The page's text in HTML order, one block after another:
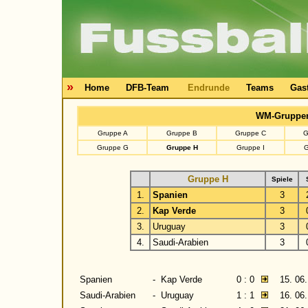
» Home DFB-Team Endrunde Teams
WM-
Gruppe A Gruppe B Gruppe C
Gruppe G
Gruppe H Gruppe I
Gruppe H Spiele
1. Spanien 3
2.
Kap Verde 3
3.
Uruguay 3
4.
Saudi-Arabien 3
Spanien - Kap Verde 0 : 0
15.
Saudi-Arabien
- Uruguay 1 : 1
16.